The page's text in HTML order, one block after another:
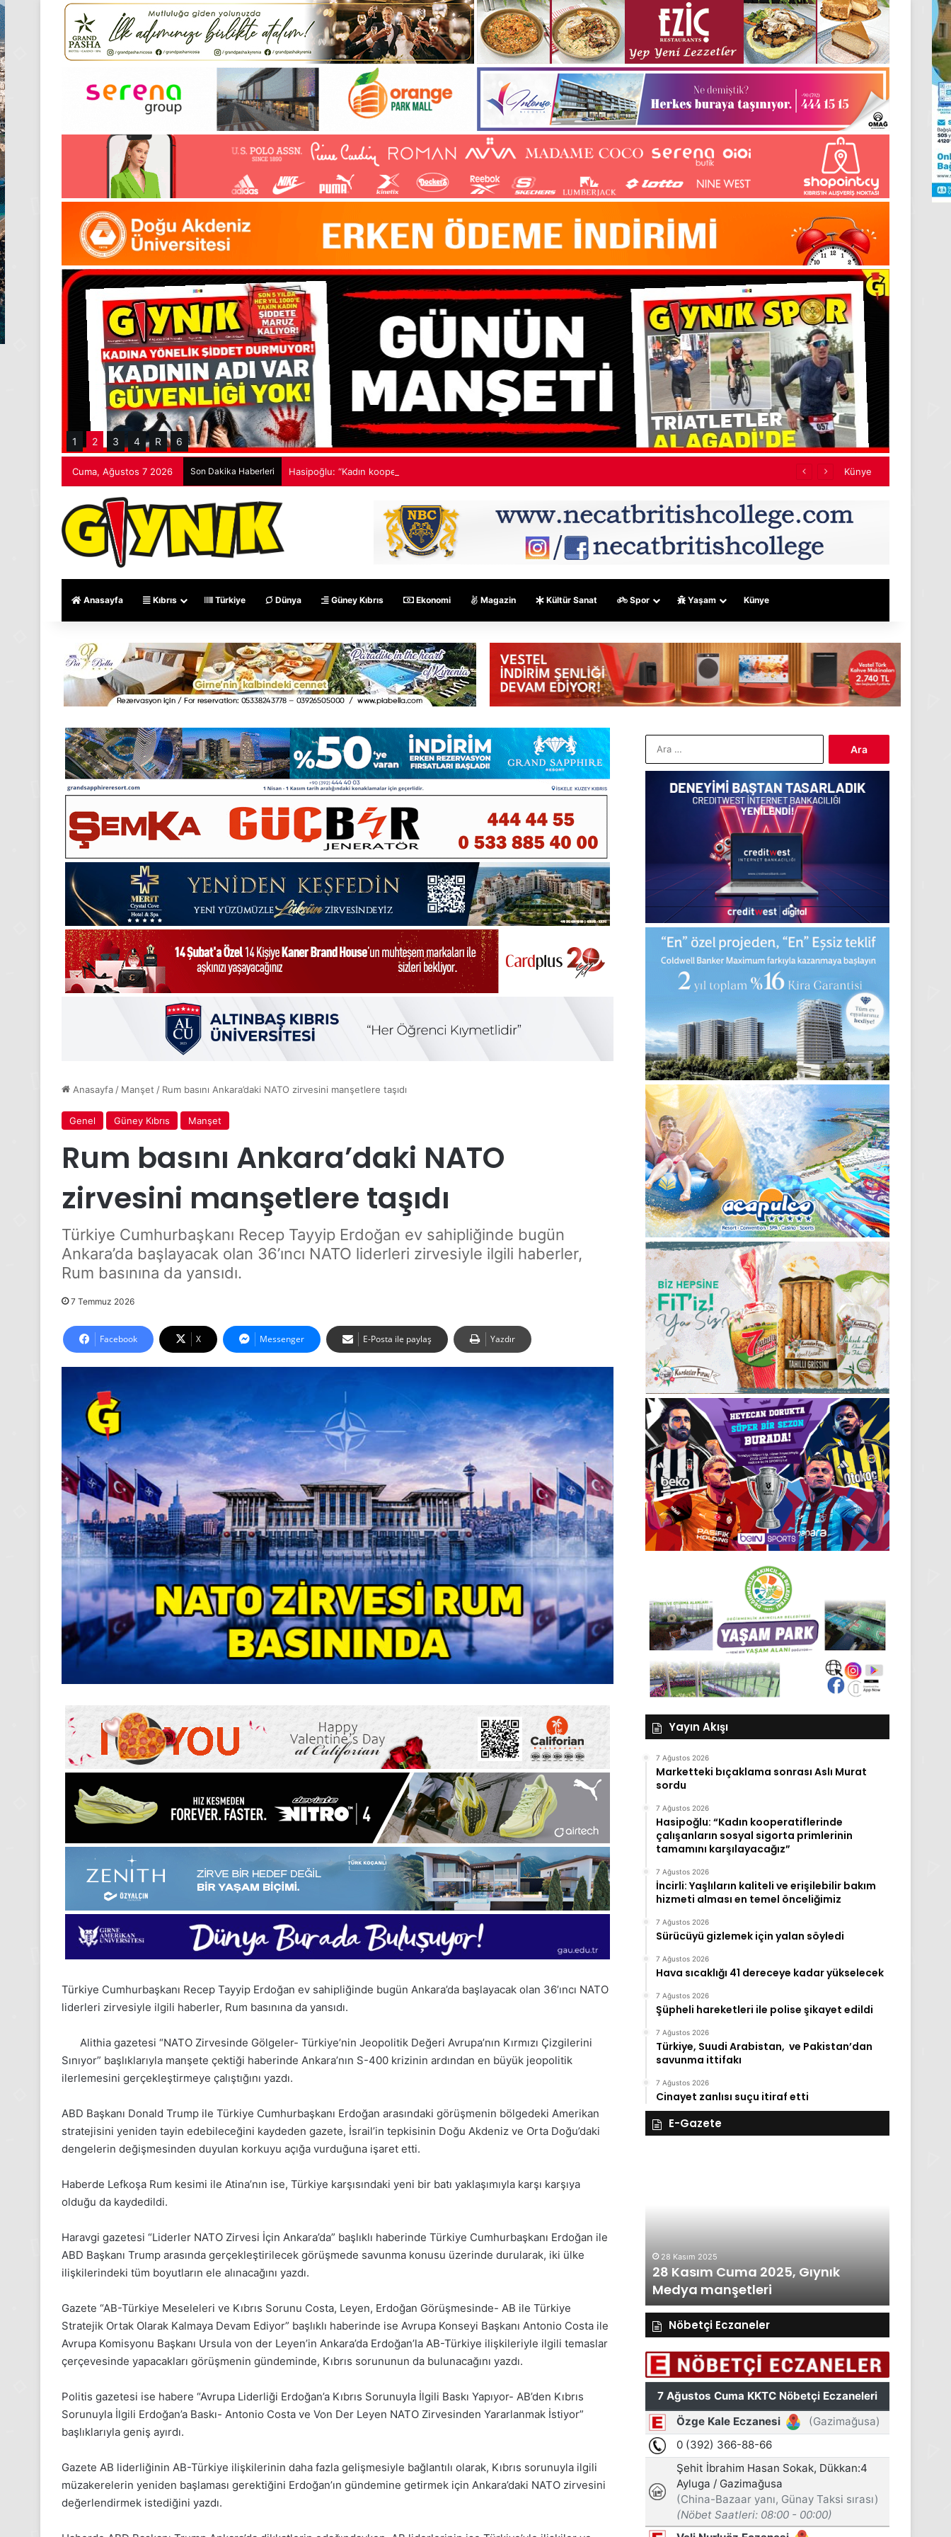
1 2 3 4 R 6
Cuma, Ağustos 7 2026 Son Dakika Haberleri Hasipoğlu: “Kadın kooperatiflerinde çalışanların sosyal sigorta primlerinin tamamını karşılayacağız” Künye
Anasayfa Kıbrıs Türkiye Dünya Güney Kıbrıs Ekonomi Magazin Kültür Sanat Spor Yaşam Künye
Anasayfa / Manşet / Rum basını Ankara’daki NATO zirvesini manşetlere taşıdı
Genel Güney Kıbrıs Manşet
Rum basını Ankara’daki NATO
zirvesini manşetlere taşıdı
Türkiye Cumhurbaşkanı Recep Tayyip Erdoğan ev sahipliğinde bugün
Ankara’da başlayacak olan 36’ıncı NATO liderleri zirvesiyle ilgili haberler,
Rum basınına da yansıdı.
7 Temmuz 2026
Facebook X Messenger E-Posta ile paylaş Yazdır
Türkiye Cumhurbaşkanı Recep Tayyip Erdoğan ev sahipliğinde bugün Ankara’da başlayacak olan 36’ıncı NATO
liderleri zirvesiyle ilgili haberler, Rum basınına da yansıdı.
Alithia gazetesi “NATO Zirvesinde Gölgeler- Türkiye’nin Jeopolitik Değeri Avrupa’nın Kırmızı Çizgilerini
Sınıyor” başlıklarıyla manşete çektiği haberinde Ankara’nın S-400 krizinin ardından en büyük jeopolitik
ilerlemesini gerçekleştirmeye çalıştığını yazdı.
ABD Başkanı Donald Trump ile Türkiye Cumhurbaşkanı Erdoğan arasındaki görüşmenin bölgedeki Amerikan
stratejisini yeniden tayin edebileceğini kaydeden gazete, İsrail’in tepkisinin Doğu Akdeniz ve Orta Doğu’daki
dengelerin değişmesinden duyulan korkuyu açığa vurduğuna işaret etti.
Haberde Lefkoşa Rum kesimi ile Atina’nın ise, Türkiye karşısındaki yeni bir batı yaklaşımıyla karşı karşıya
olduğu da kaydedildi.
Haravgi gazetesi “Liderler NATO Zirvesi İçin Ankara’da” başlıklı haberinde Türkiye Cumhurbaşkanı Erdoğan ile
ABD Başkanı Trump arasında gerçekleştirilecek görüşmede savunma konusu üzerinde durularak, iki ülke
ilişkilerindeki tüm boyutların ele alınacağını yazdı.
Gazete “AB-Türkiye Meseleleri ve Kıbrıs Sorunu Costa, Leyen, Erdoğan Görüşmesinde- AB ile Türkiye
Stratejik Ortak Olarak Kalmaya Devam Ediyor” başlıklı haberinde ise Avrupa Konseyi Başkanı Antonio Costa ile
Avrupa Komisyonu Başkanı Ursula von der Leyen’in Ankara’da Erdoğan’la AB-Türkiye ilişkileriyle ilgili temaslar
çerçevesinde yapacakları görüşmenin gündeminde, Kıbrıs sorununun da bulunacağını yazdı.
Politis gazetesi ise habere “Avrupa Liderliği Erdoğan’a Kıbrıs Sorunuyla İlgili Baskı Yapıyor- AB’den Kıbrıs
Sorunuyla İlgili Erdoğan’a Baskı- Antonio Costa ve Von Der Leyen NATO Zirvesinden Yararlanmak İstiyor”
başlıklarıyla geniş ayırdı.
Gazete AB liderliğinin AB-Türkiye ilişkilerinin daha fazla gelişmesiyle bağlantılı olarak, Kıbrıs sorunuyla ilgili
müzakerelerin yeniden başlaması gerektiğini Erdoğan’ın gündemine getirmek için Ankara’daki NATO zirvesini
değerlendirmek istediğini yazdı.
Yayın Akışı
7 Ağustos 2026
Marketteki bıçaklama sonrası Aslı Murat
sordu
7 Ağustos 2026
Hasipoğlu: “Kadın kooperatiflerinde
çalışanların sosyal sigorta primlerinin
tamamını karşılayacağız”
7 Ağustos 2026
İncirli: Yaşlıların kaliteli ve erişilebilir bakım
hizmeti alması en temel önceliğimiz
7 Ağustos 2026
Sürücüyü gizlemek için yalan söyledi
7 Ağustos 2026
Hava sıcaklığı 41 dereceye kadar yükselecek
7 Ağustos 2026
Şüpheli hareketleri ile polise şikayet edildi
7 Ağustos 2026
Türkiye, Suudi Arabistan, ve Pakistan’dan
savunma ittifakı
7 Ağustos 2026
Cinayet zanlısı suçu itiraf etti
E-Gazete
24
Pazartesi
2025,
Medya
manşetleri
24 Kasım 2025
24 Kasım Pazartesi 2025, Gıynık
1
Pazartesi
Medya
manşetleri
1 Aralık 2025
Medya
manşetleri
28 Kasım 2025
28 Kasım Cuma 2025, Gıynık
Medya manşetleri
Nöbetçi Eczaneler